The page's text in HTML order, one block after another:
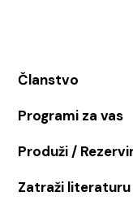
Članstvo
Programi za vas
Produži /
Zatraži literaturu